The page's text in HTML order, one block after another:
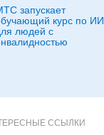
запускает
курс по ИИ
людей с
ССЫЛКИ